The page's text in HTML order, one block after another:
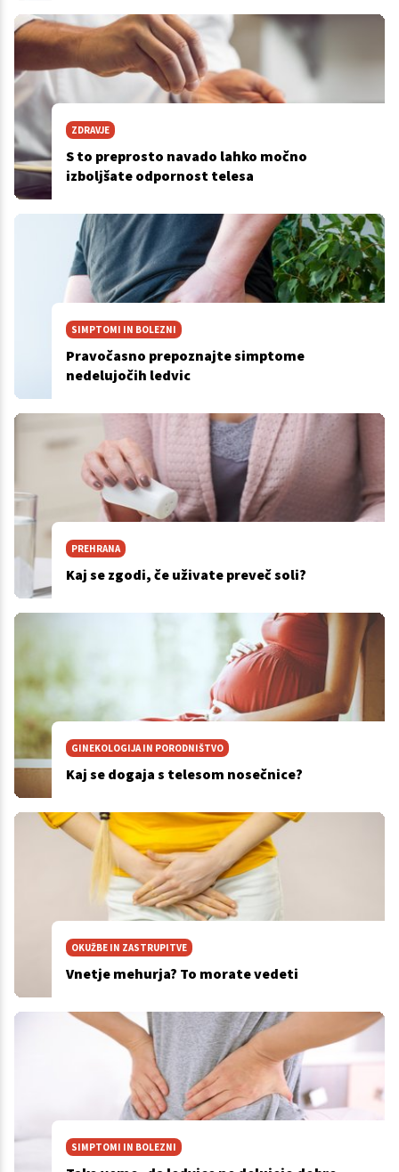
ZDRAVJE
S to preprosto navado lahko močno
izboljšate odpornost telesa
SIMPTOMI IN BOLEZNI
Pravočasno prepoznajte simptome
nedelujočih ledvic
PREHRANA
Kaj se zgodi, če uživate preveč soli?
GINEKOLOGIJA IN PORODNIŠTVO
Kaj se dogaja s telesom nosečnice?
OKUŽBE IN ZASTRUPITVE
Vnetje mehurja? To morate vedeti
SIMPTOMI IN BOLEZNI